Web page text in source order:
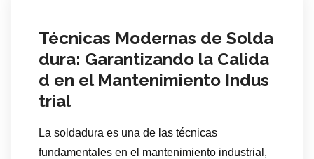
Técnicas Modernas de Solda
dura: Garantizando la Calida
d en el Mantenimiento Indus
trial
La soldadura es una de las técnicas
fundamentales en el mantenimiento industrial,